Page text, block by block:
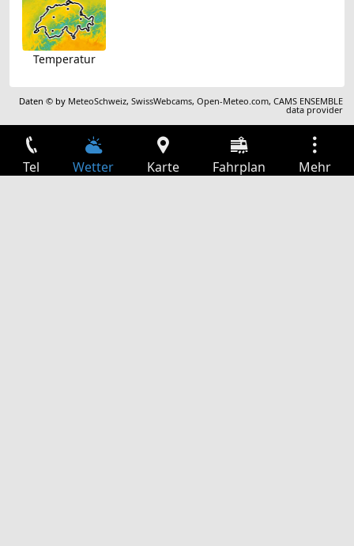
Temperatur
Daten © by MeteoSchweiz,SwissWebcams,Open-Meteo.com,CAMS ENSEMBLE
data provider
Tel Wetter Karte Fahrplan Mehr